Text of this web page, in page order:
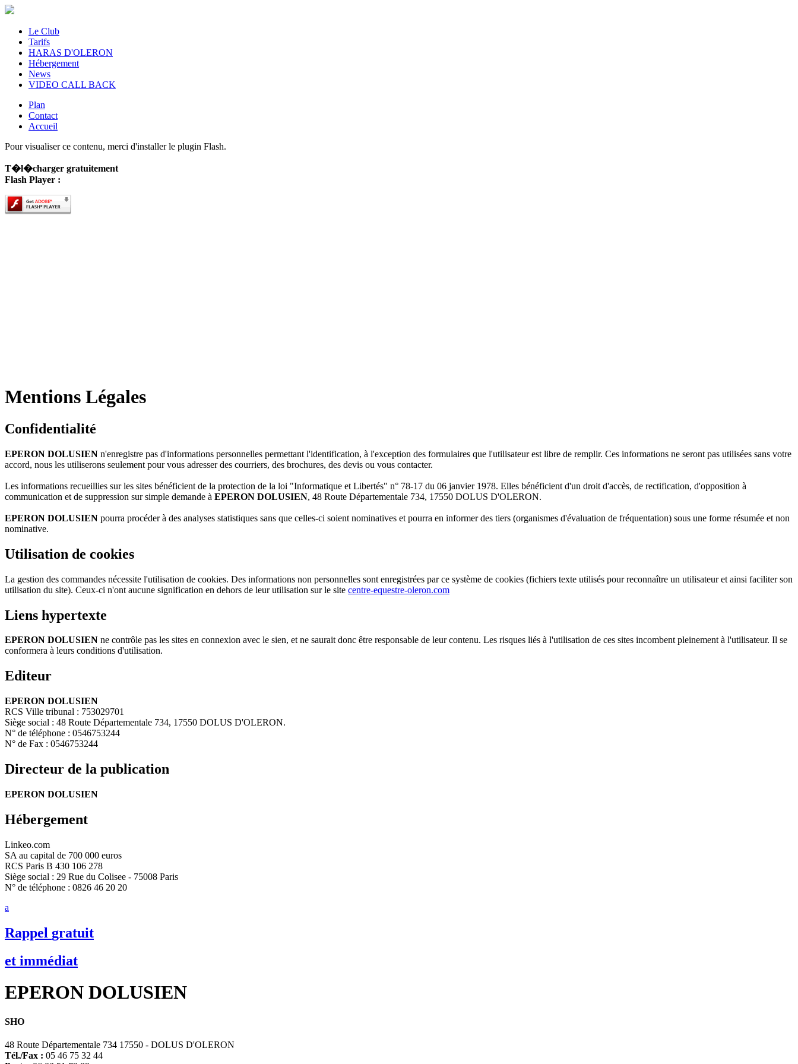
Le Club
Tarifs
HARAS D'OLERON
Hébergement
News
VIDEO CALL BACK
Plan
Contact
Accueil
Pour visualiser ce contenu, merci d'installer le plugin Flash.
T�l�charger gratuitement
Flash Player :
Mentions Légales
Confidentialité
EPERON DOLUSIEN n'enregistre pas d'informations personnelles permettant l'identification, à l'exception des formulaires que l'utilisateur est libre de remplir. Ces informations ne seront pas utilisées sans votre
accord, nous les utiliserons seulement pour vous adresser des courriers, des brochures, des devis ou vous contacter.
Les informations recueillies sur les sites bénéficient de la protection de la loi "Informatique et Libertés" n° 78-17 du 06 janvier 1978. Elles bénéficient d'un droit d'accès, de rectification, d'opposition à
communication et de suppression sur simple demande à EPERON DOLUSIEN, 48 Route Départementale 734, 17550 DOLUS D'OLERON.
EPERON DOLUSIEN pourra procéder à des analyses statistiques sans que celles-ci soient nominatives et pourra en informer des tiers (organismes d'évaluation de fréquentation) sous une forme résumée et non
nominative.
Utilisation de cookies
La gestion des commandes nécessite l'utilisation de cookies. Des informations non personnelles sont enregistrées par ce système de cookies (fichiers texte utilisés pour reconnaître un utilisateur et ainsi faciliter son
utilisation du site). Ceux-ci n'ont aucune signification en dehors de leur utilisation sur le site centre-equestre-oleron.com
Liens hypertexte
EPERON DOLUSIEN ne contrôle pas les sites en connexion avec le sien, et ne saurait donc être responsable de leur contenu. Les risques liés à l'utilisation de ces sites incombent pleinement à l'utilisateur. Il se
conformera à leurs conditions d'utilisation.
Editeur
EPERON DOLUSIEN
RCS Ville tribunal : 753029701
Siège social : 48 Route Départementale 734, 17550 DOLUS D'OLERON.
N° de téléphone : 0546753244
N° de Fax : 0546753244
Directeur de la publication
EPERON DOLUSIEN
Hébergement
Linkeo.com
SA au capital de 700 000 euros
RCS Paris B 430 106 278
Siège social : 29 Rue du Colisee - 75008 Paris
N° de téléphone : 0826 46 20 20
a
Rappel gratuit
et immédiat
EPERON DOLUSIEN
SHO
48 Route Départementale 734 17550 - DOLUS D'OLERON
Tél./Fax : 05 46 75 32 44